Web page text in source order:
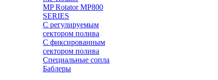
MP Rotator MP800
SERIES
С регулируемым
сектором полива
С фиксированным
сектором полива
Специальные сопла
Баблеры